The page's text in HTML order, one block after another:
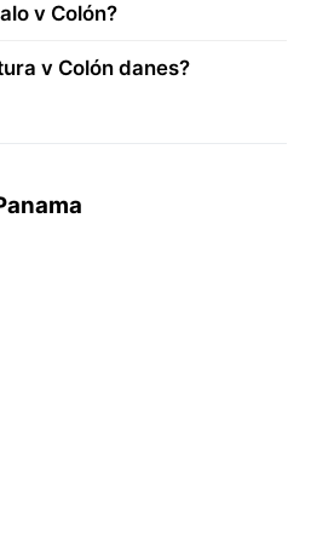
v Colón?
v Colón danes?